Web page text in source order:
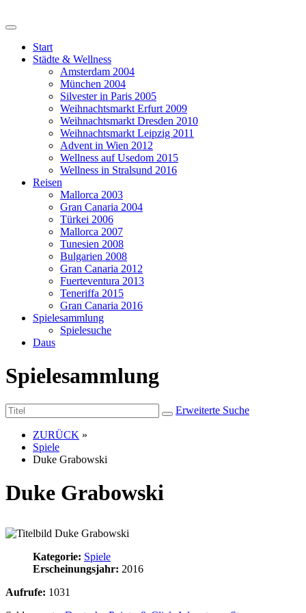
Start
Städte & Wellness
Amsterdam 2004
München 2004
Silvester in Paris 2005
Weihnachtsmarkt Erfurt 2009
Weihnachtsmarkt Dresden 2010
Weihnachtsmarkt Leipzig 2011
Advent in Wien 2012
Wellness auf Usedom 2015
Wellness in Stralsund 2016
Reisen
Mallorca 2003
Gran Canaria 2004
Türkei 2006
Mallorca 2007
Tunesien 2008
Bulgarien 2008
Gran Canaria 2012
Fuerteventura 2013
Teneriffa 2015
Gran Canaria 2016
Spielesammlung
Spielesuche
Daus
Spielesammlung
Erweiterte Suche
ZURÜCK »
Spiele
Duke Grabowski
Duke Grabowski
Kategorie: Spiele
Erscheinungsjahr: 2016
Aufrufe: 1031